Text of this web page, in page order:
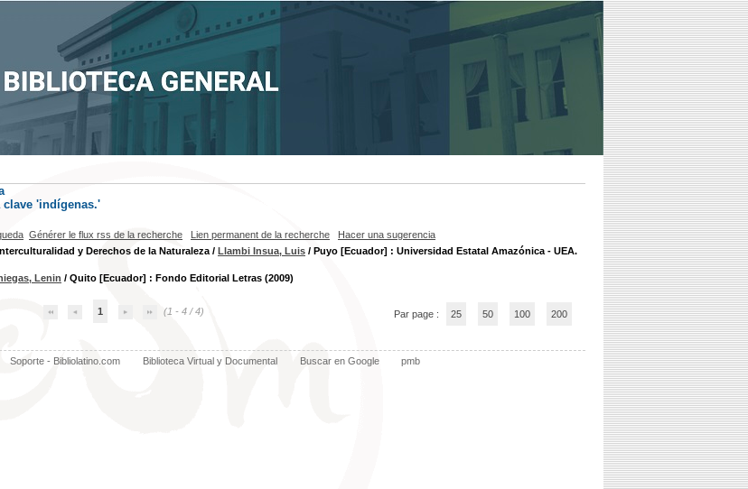
clave 'indígenas.'
Générer le flux rss de la recherche Lien permanent de la recherche
Hacer una sugerencia
y Derechos de la Naturaleza / Llambi Insua, Luis / Puyo [Ecuador] : Universidad Estatal Amazónica - UEA.
Lenin / Quito [Ecuador] : Fondo Editorial Letras (2009)
1 (1 - 4 / 4) Par page : 25 50 100 200
Soporte - Bibliolatino.com Biblioteca Virtual y Documental Buscar en Google pmb